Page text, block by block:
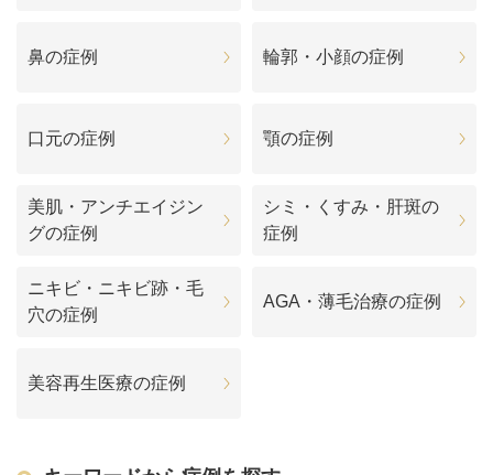
鼻の症例 輪郭・小顔の症例
口元の症例 顎の症例
美肌・アンチエイジン
グの症例
シミ・くすみ・肝斑の
症例
ニキビ・ニキビ跡・毛
穴の症例
AGA・薄毛治療の症例
美容再生医療の症例